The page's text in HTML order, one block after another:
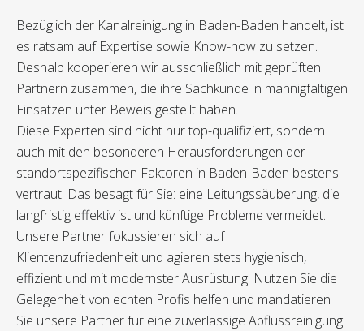
Bezüglich der Kanalreinigung in Baden-Baden handelt, ist
es ratsam auf Expertise sowie Know-how zu setzen.
Deshalb kooperieren wir ausschließlich mit geprüften
Partnern zusammen, die ihre Sachkunde in mannigfaltigen
Einsätzen unter Beweis gestellt haben.
Diese Experten sind nicht nur top-qualifiziert, sondern
auch mit den besonderen Herausforderungen der
standortspezifischen Faktoren in Baden-Baden bestens
vertraut. Das besagt für Sie: eine Leitungssäuberung, die
langfristig effektiv ist und künftige Probleme vermeidet.
Unsere Partner fokussieren sich auf
Klientenzufriedenheit und agieren stets hygienisch,
effizient und mit modernster Ausrüstung. Nutzen Sie die
Gelegenheit von echten Profis helfen und mandatieren
Sie unsere Partner für eine zuverlässige Abflussreinigung.